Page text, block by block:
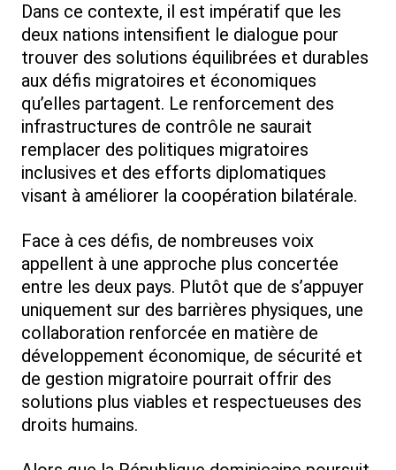
Dans ce contexte, il est impératif que les
deux nations intensifient le dialogue pour
trouver des solutions équilibrées et durables
aux défis migratoires et économiques
qu’elles partagent. Le renforcement des
infrastructures de contrôle ne saurait
remplacer des politiques migratoires
inclusives et des efforts diplomatiques
visant à améliorer la coopération bilatérale.
Face à ces défis, de nombreuses voix
appellent à une approche plus concertée
entre les deux pays. Plutôt que de s’appuyer
uniquement sur des barrières physiques, une
collaboration renforcée en matière de
développement économique, de sécurité et
de gestion migratoire pourrait offrir des
solutions plus viables et respectueuses des
droits humains.